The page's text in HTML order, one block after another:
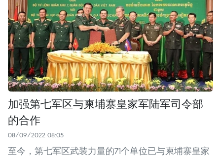
加强第七军区与柬埔寨皇家军陆军司令部
的合作
08/09/2022 08:05
至今，第七军区武装力量的71个单位已与柬埔寨皇家